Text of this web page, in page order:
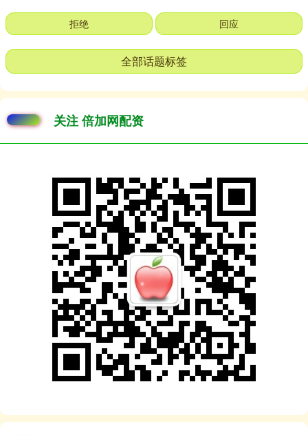
拒绝 回应
全部话题标签
关注 倍加网配资